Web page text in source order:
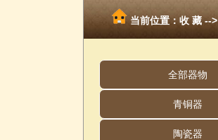
当前位置： 收 藏-->
全部器物
青铜器
陶瓷器